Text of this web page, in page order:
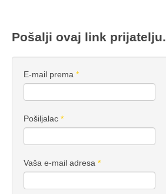
Pošalji ovaj link prijatelju.
E-mail prema *
Pošiljalac *
Vaša e-mail adresa *